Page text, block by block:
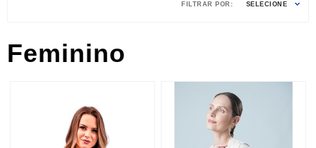
FILTRAR POR: SELECIONE
Feminino